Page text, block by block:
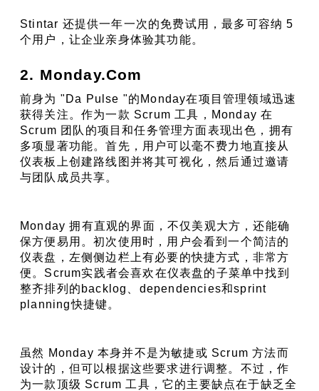
Stintar 还提供一年一次的免费试用，最多可容纳 5
个用户，让企业亲身体验其功能。
2. Monday.Com
前身为 "Da Pulse "的Monday在项目管理领域迅速
获得关注。作为一款 Scrum 工具，Monday 在
Scrum 团队的项目和任务管理方面表现出色，拥有
多项显著功能。首先，用户可以毫不费力地直接从
仪表板上创建路线图并将其可视化，然后通过邀请
与团队成员共享。
Monday 拥有直观的界面，不仅美观大方，还能确
保方便易用。初次使用时，用户会看到一个简洁的
仪表盘，左侧侧边栏上有必要的快捷方式，非常方
便。Scrum实践者会喜欢在仪表盘的子菜单中找到
整齐排列的backlog、dependencies和sprint
planning快捷键。
虽然 Monday 本身并不是为敏捷或 Scrum 方法而
设计的，但可以根据这些要求进行调整。不过，作
为一款顶级 Scrum 工具，它的主要缺点在于缺乏全